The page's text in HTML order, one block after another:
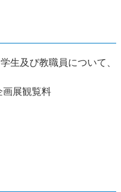
生及び教職員について、
画展観覧料